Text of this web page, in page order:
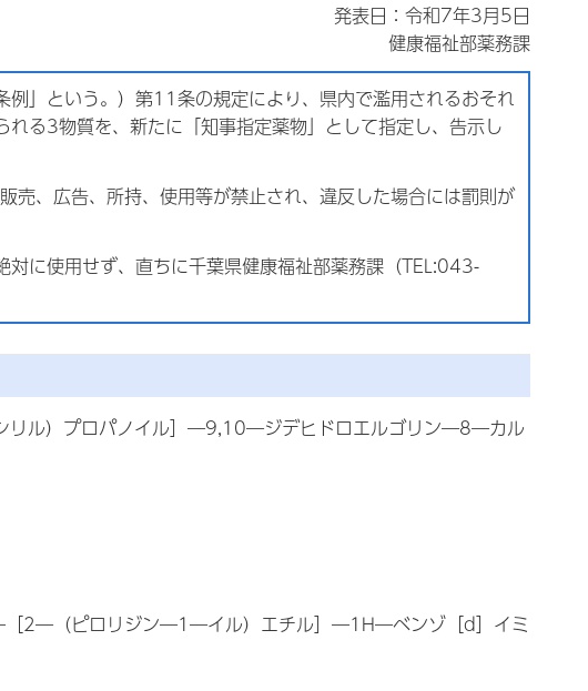
発表日：令和7年3月5日
健康福祉部薬務課
」という。）第11条の規定により、県内で濫用されるおそれ
る3物質を、新たに「知事指定薬物」として指定し、告示し
、広告、所持、使用等が禁止され、違反した場合には罰則が
に使用せず、直ちに千葉県健康福祉部薬務課（TEL:043-
ル）プロパノイル］―9,10―ジデヒドロエルゴリン―8―カル
2―（ピロリジン―1―イル）エチル］―1H―ベンゾ［d］イミ